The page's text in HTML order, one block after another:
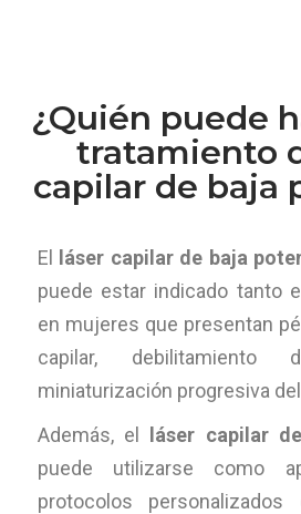
¿Quién puede
tratamiento
capilar de baja
El láser capilar de baja
puede estar indicado tanto
en mujeres que presentan
capilar,
miniaturización progresiva
Además, el láser capilar
puede utilizarse como
protocolos